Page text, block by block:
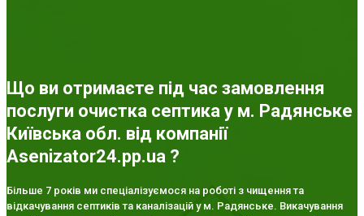
Що ви отримаєте під час замовлення
послуги очистка септика у м. Радянське
Київська обл. від компанії
Asenizator24.pp.ua ?
Більше 7 років ми спеціалізуємося на роботі з чищення та
відкачування септиків та каналізацій у м. Радянське. Викачування